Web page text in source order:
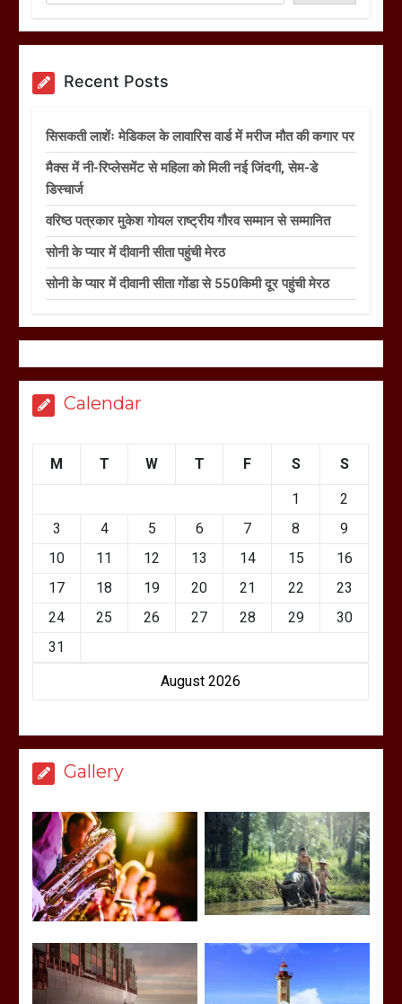
Recent Posts
सिसकती लाशेंः मेडिकल के लावारिस वार्ड में मरीज मौत की कगार पर
मैक्स में नी-रिप्लेसमेंट से महिला को मिली नई जिंदगी, सेम-डे
डिस्चार्ज
वरिष्ठ पत्रकार मुकेश गोयल राष्ट्रीय गौरव सम्मान से सम्मानित
सोनी के प्यार में दीवानी सीता पहुंची मेरठ
सोनी के प्यार में दीवानी सीता गोंडा से 550किमी दूर पहुंची मेरठ
Calendar
August 2026
M T W T F S S
1
2
3
4 5 6 7 8
9
10
11 12 13 14 15
16
17
18 19 20 21 22
23
24
25 26 27 28 29
30
31
Gallery